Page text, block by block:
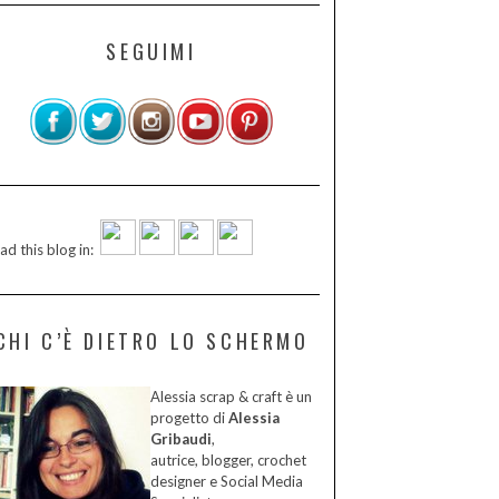
SEGUIMI
this blog in:
C’È DIETRO LO SCHERMO
Alessia scrap & craft è un
progetto diAlessia
Gribaudi,
autrice, blogger, crochet
designer e Social Media